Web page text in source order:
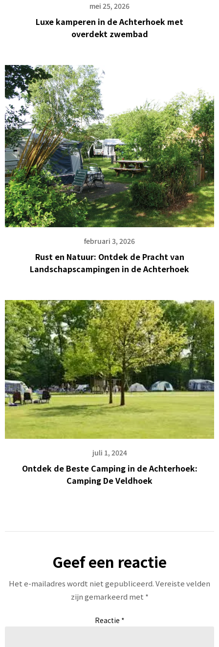
mei 25, 2026
Luxe kamperen in de Achterhoek met
overdekt zwembad
februari 3, 2026
Rust en Natuur: Ontdek de Pracht van
Landschapscampingen in de Achterhoek
juli 1, 2024
Ontdek de Beste Camping in de Achterhoek:
Camping De Veldhoek
Geef een reactie
Het e-mailadres wordt niet gepubliceerd.Vereiste velden
zijn gemarkeerd met *
Reactie *